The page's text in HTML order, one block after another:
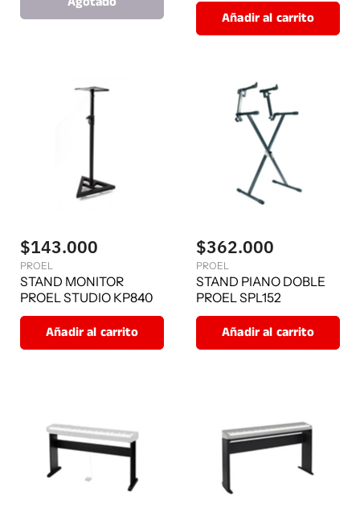
Añadir al carrito
$143.000
PROEL
STAND MONITOR
PROEL STUDIO KP840
Añadir al carrito
$362.000
PROEL
STAND PIANO DOBLE
PROEL SPL152
Añadir al carrito